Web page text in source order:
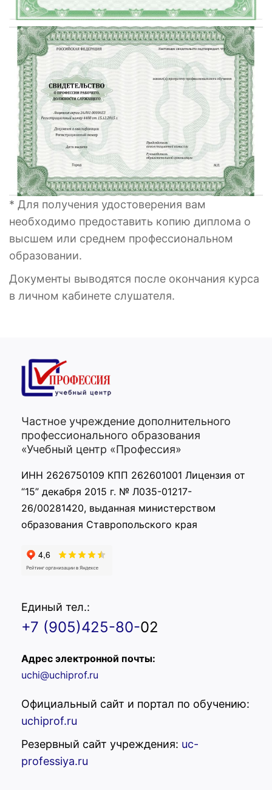
* Для получения удостоверения вам
необходимо предоставить копию диплома о
высшем или среднем профессиональном
образовании.
Документы выводятся после окончания курса
в личном кабинете слушателя.
Частное учреждение дополнительного
профессионального образования
«Учебный центр «Профессия»
ИНН 2626750109 КПП 262601001 Лицензия от
“15” декабря 2015 г. № Л035-01217-
26/00281420, выданная министерством
образования Ставропольского края
Единый тел.:
+7 (905)425-80-02
Адрес электронной почты:
uchi@uchiprof.ru
Официальный сайт и портал по обучению:
uchiprof.ru
Резервный сайт учреждения: uc-
professiya.ru